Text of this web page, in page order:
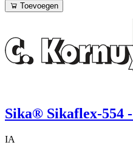
Toevoegen
Sika® Sikaflex-554
IA